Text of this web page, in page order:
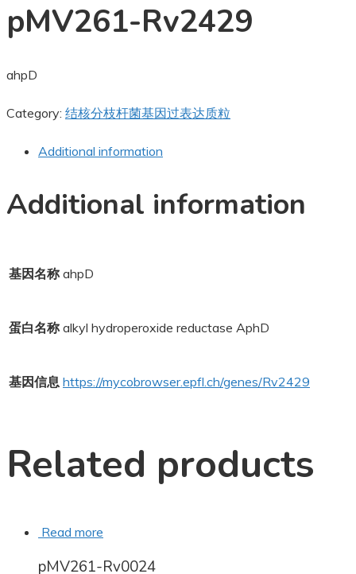
pMV261-Rv2429
ahpD
Category: 结核分枝杆菌基因过表达质粒
Additional information
Additional information
基因名称 ahpD
蛋白名称 alkyl hydroperoxide reductase AphD
基因信息 https://mycobrowser.epfl.ch/genes/Rv2429
Related products
Read more
pMV261-Rv0024